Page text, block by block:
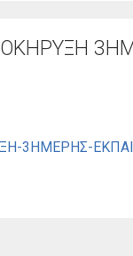
3ΗΜΕΡΗΣ-